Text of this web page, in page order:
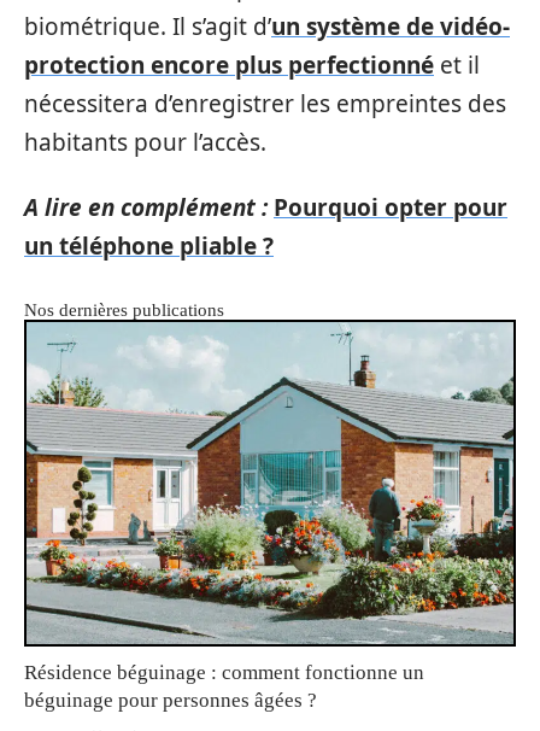
biométrique. Il s’agit d’un système de vidéo-
protection encore plus perfectionné et il
nécessitera d’enregistrer les empreintes des
habitants pour l’accès.
A lire en complément : Pourquoi opter pour
un téléphone pliable ?
Nos dernières publications
Résidence béguinage : comment fonctionne un
béguinage pour personnes âgées ?